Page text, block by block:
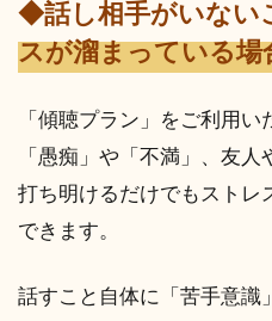
◆話し相手がいない
スが溜まっている場
「傾聴プラン」をご利用
「愚痴」や「不満」、友
打ち明けるだけでもストレ
できます。
話すこと自体に「苦手意識